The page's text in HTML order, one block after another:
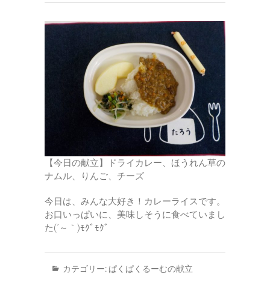
【今日の献立】ドライカレー、ほうれん草の
ナムル、りんご、チーズ
今日は、みんな大好き！カレーライスです。
お口いっぱいに、美味しそうに食べていまし
た(´～｀)ﾓｸﾞﾓｸﾞ
カテゴリー: ぱくぱくるーむの献立